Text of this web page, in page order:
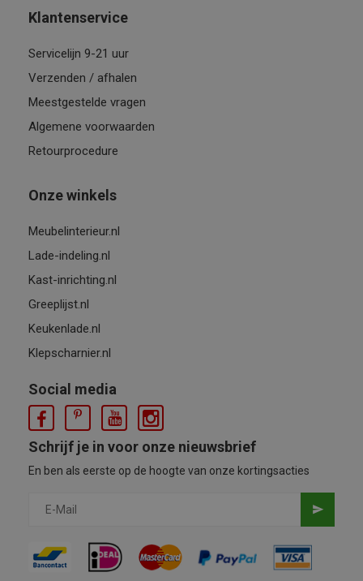
Klantenservice
Servicelijn 9-21 uur
Verzenden / afhalen
Meestgestelde vragen
Algemene voorwaarden
Retourprocedure
Onze winkels
Meubelinterieur.nl
Lade-indeling.nl
Kast-inrichting.nl
Greeplijst.nl
Keukenlade.nl
Klepscharnier.nl
Social media
Schrijf je in voor onze nieuwsbrief
En ben als eerste op de hoogte van onze kortingsacties
send